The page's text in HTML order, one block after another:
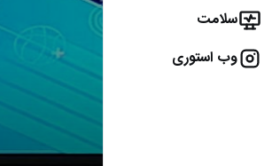
سلامت
وب استوری